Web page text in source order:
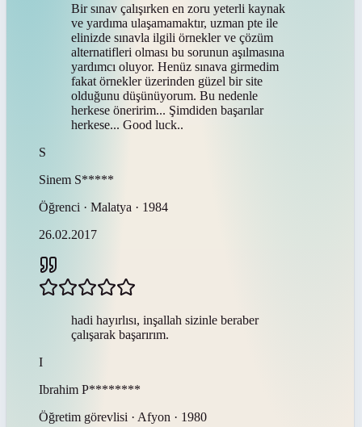
Bir sınav çalışırken en zoru yeterli kaynak
ve yardıma ulaşamamaktır, uzman pte ile
elinizde sınavla ilgili örnekler ve çözüm
alternatifleri olması bu sorunun aşılmasına
yardımcı oluyor. Henüz sınava girmedim
fakat örnekler üzerinden güzel bir site
olduğunu düşünüyorum. Bu nedenle
herkese öneririm... Şimdiden başarılar
herkese... Good luck..
S
Sinem S*****
Öğrenci · Malatya · 1984
26.02.2017
hadi hayırlısı, inşallah sizinle beraber
çalışarak başarırım.
I
Ibrahim P********
Öğretim görevlisi · Afyon · 1980